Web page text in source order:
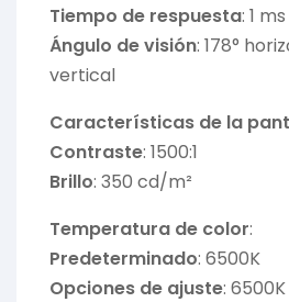
Tiempo de respuesta: 1 ms
Ángulo de visión: 178°
vertical
Características de la
Contraste: 1500:1
Brillo: 350 cd/m²
Temperatura de color:
Predeterminado: 6500K
Opciones de ajuste: